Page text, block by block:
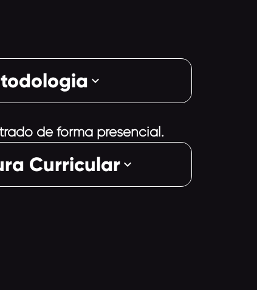
keyboard_arrow_down
de forma presencial.
Curricular keyboard_arrow_down